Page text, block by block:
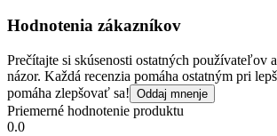
Hodnotenia zákazníkov
Prečítajte si skúsenosti ostatných používateľov
názor. Každá recenzia pomáha ostatným pri
pomáha zlepšovať sa! Oddaj mnenje
Priemerné hodnotenie produktu
0.0